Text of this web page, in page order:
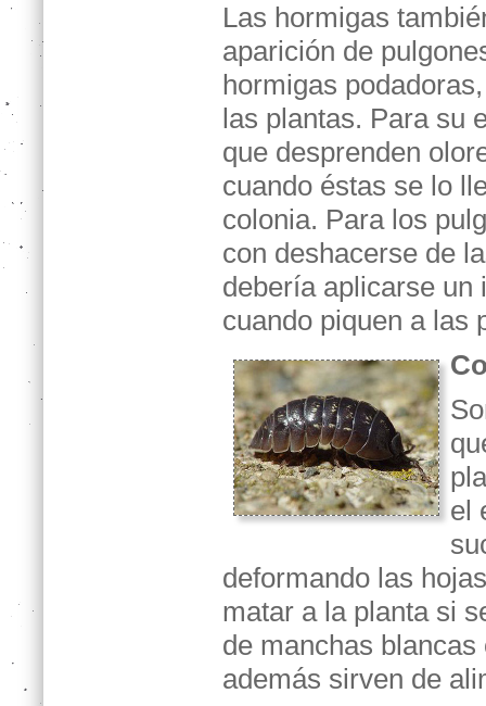
Las hormigas
aparición de
hormigas
las plantas. Para su
que desprenden
cuando éstas se lo
colonia. Para los
con deshacerse de
debería aplicarse un
cuando piquen a las
el
deformando las
matar a la planta si
de manchas
además sirven de